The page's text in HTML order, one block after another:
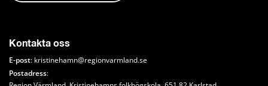
Kontakta oss
E-post: kristinehamn@regionvarmland.se
Postadress: